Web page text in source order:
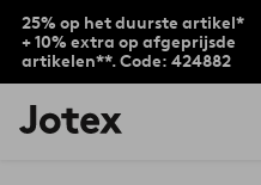
25% op het duurste artikel*
+ 10% extra op afgeprijsde
artikelen**. Code: 424882
Jotex
logo